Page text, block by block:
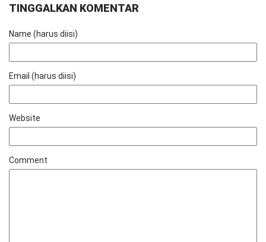
TINGGALKAN KOMENTAR
Name (harus diisi)
Email (harus diisi)
Website
Comment